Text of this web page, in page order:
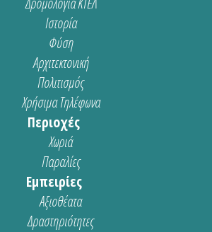
Ιστορία
Φύση
Αρχιτεκτονική
Πολιτισμός
Χρήσιμα Τηλέφωνα
Περιοχές
Χωριά
Παραλίες
Εμπειρίες
Αξιοθέατα
Δραστηριότητες